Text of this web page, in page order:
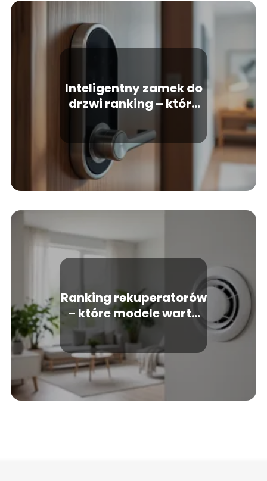
Inteligentny zamek do
drzwi ranking – które
modele wybrać?
Ranking rekuperatorów
– które modele warto
wybrać?